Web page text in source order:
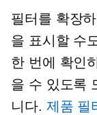
필터를 확장
을 표시할 수
한 번에 확인
을 수 있도록
니다. 제품 필